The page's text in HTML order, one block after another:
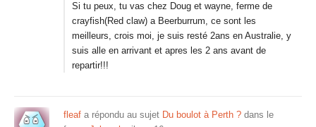
Si tu peux, tu vas chez Doug et wayne, ferme de
crayfish(Red claw) a Beerburrum, ce sont les
meilleurs, crois moi, je suis resté 2ans en Australie, y
suis alle en arrivant et apres les 2 ans avant de
repartir!!!
fleaf a répondu au sujet Du boulot à Perth ? dans le